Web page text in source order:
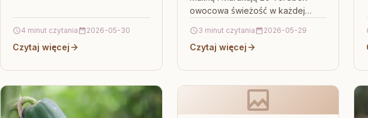
4 minut czytania 2026-05-30
Czytaj więcej
owocowa świeżość w każdej
smakują lekko, a jednocześnie
zostawiają…
3 minut czytania 2026-05-29
Czytaj więcej